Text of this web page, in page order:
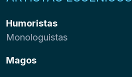
Humoristas
Monologuistas
Magos